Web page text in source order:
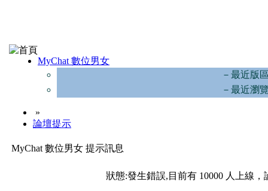
MyChat 數位男女
－最近版
－最近瀏
»
論壇提示
MyChat 數位男女 提示訊息
狀態:發生錯誤,目前有 10000 人上線